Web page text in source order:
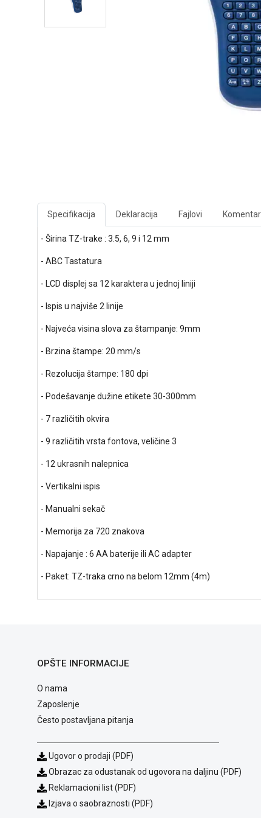
Specifikacija Deklaracija Fajlovi
- Širina TZ-trake : 3.5, 6, 9 i 12 mm
- ABC Tastatura
- LCD displej sa 12 karaktera u jednoj liniji
- Ispis u najviše 2 linije
- Najveća visina slova za štampanje: 9mm
- Brzina štampe: 20 mm/s
- Rezolucija štampe: 180 dpi
- Podešavanje dužine etikete 30-300mm
- 7 različitih okvira
- 9 različitih vrsta fontova, veličine 3
- 12 ukrasnih nalepnica
- Vertikalni ispis
- Manualni sekač
- Memorija za 720 znakova
- Napajanje : 6 AA baterije ili AC adapter
- Paket: TZ-traka crno na belom 12mm (4m)
OPŠTE INFORMACIJE
O nama
Zaposlenje
Često postavljana pitanja
Ugovor o prodaji (PDF)
Obrazac za odustanak od ugovora na daljinu (PDF)
Reklamacioni list (PDF)
Izjava o saobraznosti (PDF)